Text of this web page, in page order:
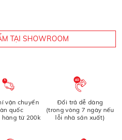
TẠI SHOWROOM
vận chuyển
quốc
hàng từ 200k
Đổi trả dễ dàng
(trong vòng 7 ngày nếu
lỗi nhà sản xuất)